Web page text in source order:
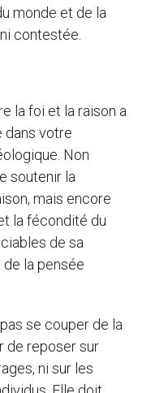
monde et de la
contestée.
la foi et la raison a
dans votre
Non
soutenir la
mais encore
la fécondité du
de sa
la pensée
se couper de la
de reposer sur
ni sur les